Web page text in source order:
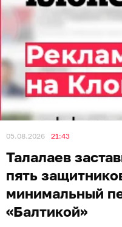
05.08.2026 21:43
Талалаев
пять
минимальный
«Балтикой»